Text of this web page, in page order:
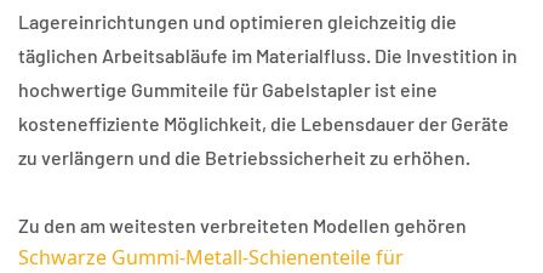
Lagereinrichtungen und optimieren gleichzeitig die
täglichen Arbeitsabläufe im Materialfluss. Die Investition in
hochwertige Gummiteile für Gabelstapler ist eine
kosteneffiziente Möglichkeit, die Lebensdauer der Geräte
zu verlängern und die Betriebssicherheit zu erhöhen.
Zu den am weitesten verbreiteten Modellen gehören
Schwarze Gummi-Metall-Schienenteile für